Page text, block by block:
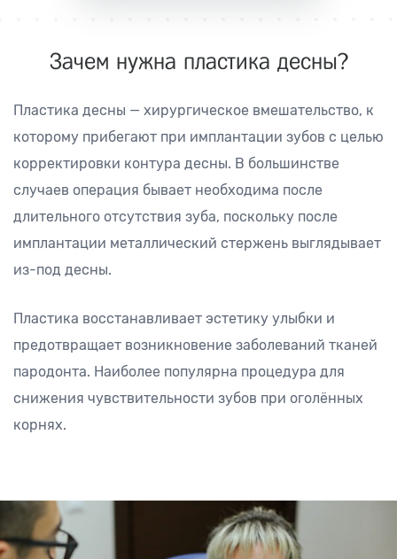
Зачем нужна пластика десны?
Пластика десны — хирургическое вмешательство, к
которому прибегают при имплантации зубов с целью
корректировки контура десны. В большинстве
случаев операция бывает необходима после
длительного отсутствия зуба, поскольку после
имплантации металлический стержень выглядывает
из-под десны.
Пластика восстанавливает эстетику улыбки и
предотвращает возникновение заболеваний тканей
пародонта. Наиболее популярна процедура для
снижения чувствительности зубов при оголённых
корнях.